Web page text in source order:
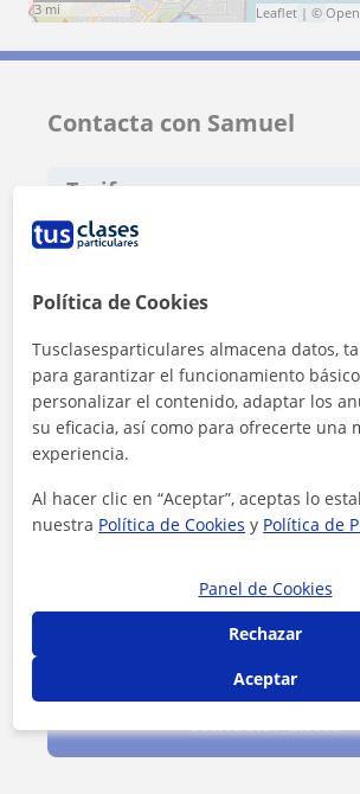
3 mi
Leaflet | ©
Contacta con Samuel
Tarifa
1ª clase gratis
Contactar ahora
Política de Cookies
Tusclasesparticulares almacena datos,
para garantizar el funcionamiento
personalizar el contenido, adaptar los
su eficacia, así como para ofrecerte una
experiencia.
Al hacer clic en “Aceptar”, aceptas lo
nuestra Política de Cookies y Política de
Panel de Cookies
Rechazar
Aceptar